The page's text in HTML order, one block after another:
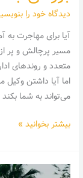
دیدگاه‌ خود را
آیا برای مهاجرت به
مسیر پرچالش و پر
متعدد و روندهای
اما آیا داشتن
می‌تواند به شما
بیشتر بخوانید »
بررسی